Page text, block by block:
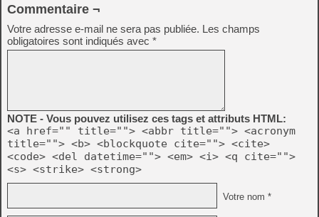
Commentaire ¬
Votre adresse e-mail ne sera pas publiée. Les champs
obligatoires sont indiqués avec *
NOTE - Vous pouvez utilisez ces tags et attributs HTML:
<a href="" title=""> <abbr title=""> <acronym
title=""> <b> <blockquote cite=""> <cite>
<code> <del datetime=""> <em> <i> <q cite="">
<s> <strike> <strong>
Votre nom *